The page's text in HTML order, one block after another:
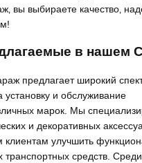
вы выбираете качество‚
в нашем
предлагает широкий
и обслуживание
марок. Мы
и декоративных
клиентам улучшить
транспортных средств.